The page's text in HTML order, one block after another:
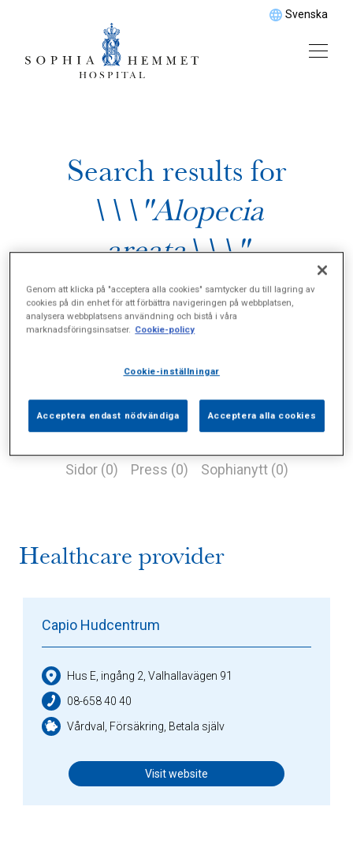
Svenska
Search results for
\\\"Alopecia
areata\\\"
Alla (0) Vårdgivare (1) Specialister (0)
Sidor (0) Press (0) Sophianytt (0)
Healthcare provider
Capio Hudcentrum
Hus E, ingång 2, Valhallavägen 91
08-658 40 40
Vårdval, Försäkring, Betala själv
Visit website
Genom att klicka på "acceptera alla cookies" samtycker du till lagring av
cookies på din enhet för att förbättra navigeringen på webbplatsen,
analysera webbplatsens användning och bistå i våra
marknadsföringsinsatser. Cookie-policy
Cookie-inställningar
Acceptera endast nödvändiga Acceptera alla cookies